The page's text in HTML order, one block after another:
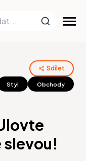
Sdílet
Styl Obchody